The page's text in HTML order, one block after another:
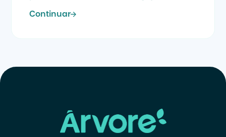
Continuar